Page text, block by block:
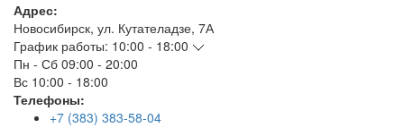
Адрес:
Новосибирск, ул. Кутателадзе, 7А
График работы: 10:00 - 18:00
Пн - Сб 09:00 - 20:00
Вс 10:00 - 18:00
Телефоны:
+7 (383) 383-58-04